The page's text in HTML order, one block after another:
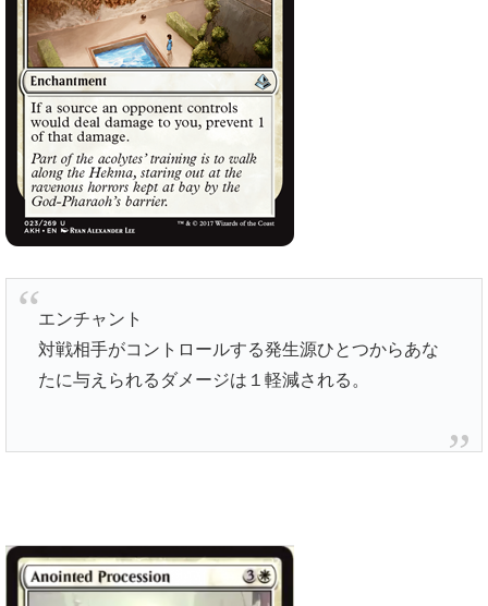
エンチャント
対戦相手がコントロールする発生源ひとつからあな
たに与えられるダメージは１軽減される。